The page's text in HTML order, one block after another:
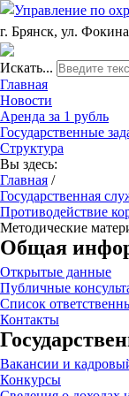
г. Брянск, ул.
Искать...
Главная
Новости
Аренда за 1 рубль
Государственные
Структура
Вы здесь:
Главная /
Государственная
Противодействие
Методические
Общая
Открытые данные
Публичные
Список
Контакты
Вакансии и
Конкурсы